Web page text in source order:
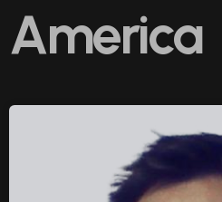
America